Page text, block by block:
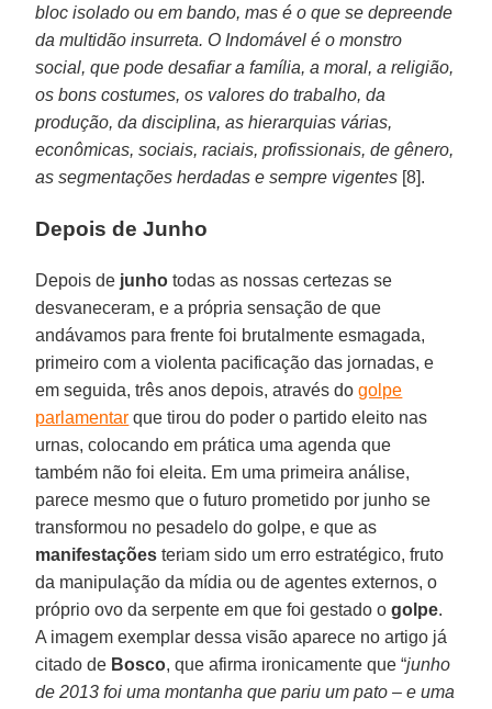
bloc isolado ou em bando, mas é o que se depreende
da multidão insurreta. O Indomável é o monstro
social, que pode desafiar a família, a moral, a religião,
os bons costumes, os valores do trabalho, da
produção, da disciplina, as hierarquias várias,
econômicas, sociais, raciais, profissionais, de gênero,
as segmentações herdadas e sempre vigentes [8].
Depois de Junho
Depois de junho todas as nossas certezas se
desvaneceram, e a própria sensação de que
andávamos para frente foi brutalmente esmagada,
primeiro com a violenta pacificação das jornadas, e
em seguida, três anos depois, através dogolpe
parlamentar que tirou do poder o partido eleito nas
urnas, colocando em prática uma agenda que
também não foi eleita. Em uma primeira análise,
parece mesmo que o futuro prometido por junho se
transformou no pesadelo do golpe, e que as
manifestações teriam sido um erro estratégico, fruto
da manipulação da mídia ou de agentes externos, o
próprio ovo da serpente em que foi gestado ogolpe.
A imagem exemplar dessa visão aparece no artigo já
citado de Bosco, que afirma ironicamente que “junho
de 2013 foi uma montanha que pariu um pato – e uma